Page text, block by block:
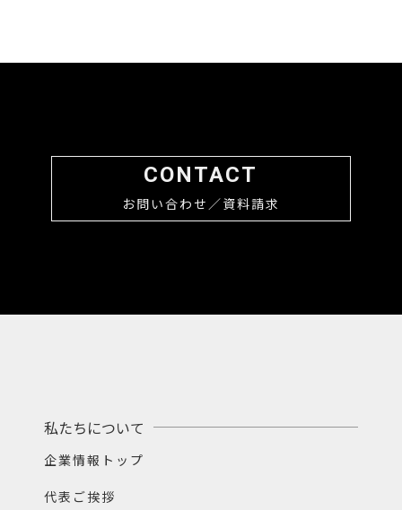
CONTACT
お問い合わせ／資料請求
私たちについて
企業情報トップ
代表ご挨拶